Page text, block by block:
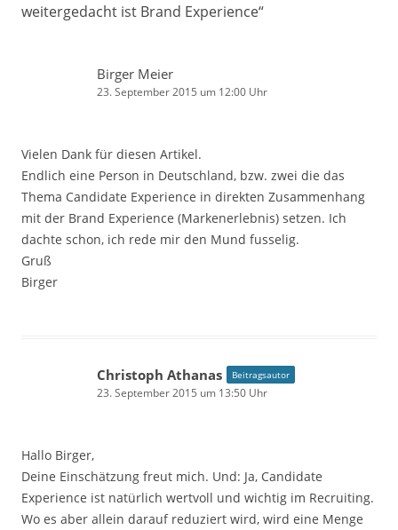
weitergedacht ist Brand Experience“
Birger Meier
23. September 2015 um 12:00 Uhr
Vielen Dank für diesen Artikel.
Endlich eine Person in Deutschland, bzw. zwei die das
Thema Candidate Experience in direkten Zusammenhang
mit der Brand Experience (Markenerlebnis) setzen. Ich
dachte schon, ich rede mir den Mund fusselig.
Gruß
Birger
Christoph Athanas Beitragsautor
23. September 2015 um 13:50 Uhr
Hallo Birger,
Deine Einschätzung freut mich. Und: Ja, Candidate
Experience ist natürlich wertvoll und wichtig im Recruiting.
Wo es aber allein darauf reduziert wird, wird eine Menge